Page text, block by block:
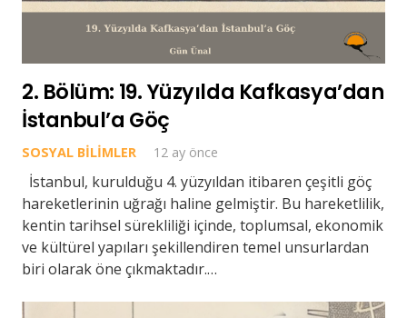
2. Bölüm: 19. Yüzyılda Kafkasya’dan
İstanbul’a Göç
SOSYAL BILIMLER 12 ay önce
İstanbul, kurulduğu 4. yüzyıldan itibaren çeşitli göç
hareketlerinin uğrağı haline gelmiştir. Bu hareketlilik,
kentin tarihsel sürekliliği içinde, toplumsal, ekonomik
ve kültürel yapıları şekillendiren temel unsurlardan
biri olarak öne çıkmaktadır.…